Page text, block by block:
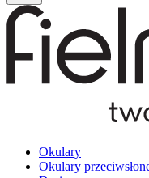
Okulary
Okulary